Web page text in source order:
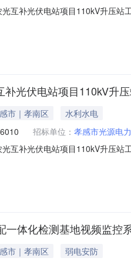
互补光伏电站项目110kV升压
感市孝南区长征路221号15楼
光伏电站项目110kV升
市｜孝南区
水利水电
招标单位： 孝感市光源电
互补光伏电站项目110kV升压
孝感市孝南区长征路221号15
一体化检测基地视频监控
市｜孝南区
弱电安防